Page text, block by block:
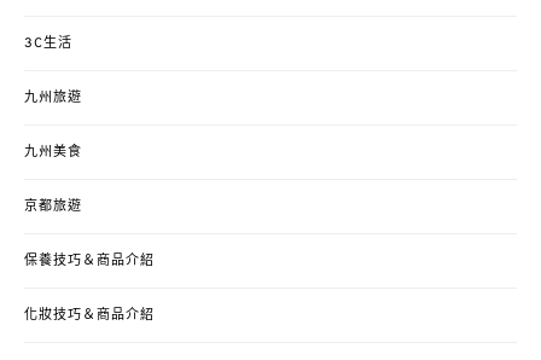
3C生活
九州旅遊
九州美食
京都旅遊
保養技巧＆商品介紹
化妝技巧＆商品介紹